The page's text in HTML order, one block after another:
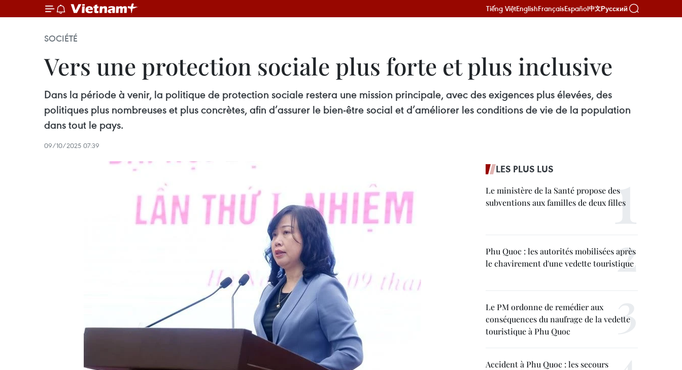
Tiếng ViệtEnglishFrançaisEspañol中文Русский
SOCIÉTÉ
Vers une protection sociale plus forte et plus inclusive
Dans la période à venir, la politique de protection sociale restera une mission principale, avec des exigences plus élevées, des
politiques plus nombreuses et plus concrètes, afin d’assurer le bien-être social et d’améliorer les conditions de vie de la population
dans tout le pays.
09/10/2025 07:39
LES PLUS LUS
Le ministère de la Santé propose des
subventions aux familles de deux filles
Phu Quoc : les autorités mobilisées après
le chavirement d'une vedette touristique
Le PM ordonne de remédier aux
conséquences du naufrage de la vedette
touristique à Phu Quoc
Accident à Phu Quoc : les secours